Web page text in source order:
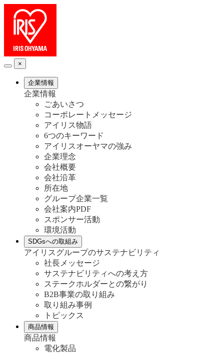
×
企業情報
企業情報
ごあいさつ
コーポレートメッセージ
アイリス物語
6つのキーワード
アイリスオーヤマの強み
企業理念
会社概要
会社沿革
所在地
グループ企業一覧
会社案内PDF
スポンサー活動
環境活動
SDGsへの取組み
アイリスグループのサステナビリティ
社長メッセージ
サステナビリティへの考え方
ステークホルダーとの繋がり
B2B事業の取り組み
取り組み事例
トピックス
商品情報
商品情報
電化製品